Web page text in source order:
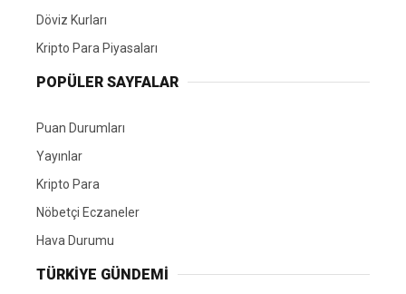
Döviz Kurları
Kripto Para Piyasaları
POPÜLER SAYFALAR
Puan Durumları
Yayınlar
Kripto Para
Nöbetçi Eczaneler
Hava Durumu
TÜRKIYE GÜNDEMI